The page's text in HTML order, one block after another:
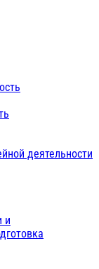
деятельности
и